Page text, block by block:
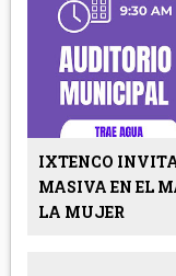
IXTENCO
MASIVA EN EL
LA MUJER